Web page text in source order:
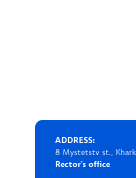
ADDRESS:
8 Mystetstv st.,
Rector's office